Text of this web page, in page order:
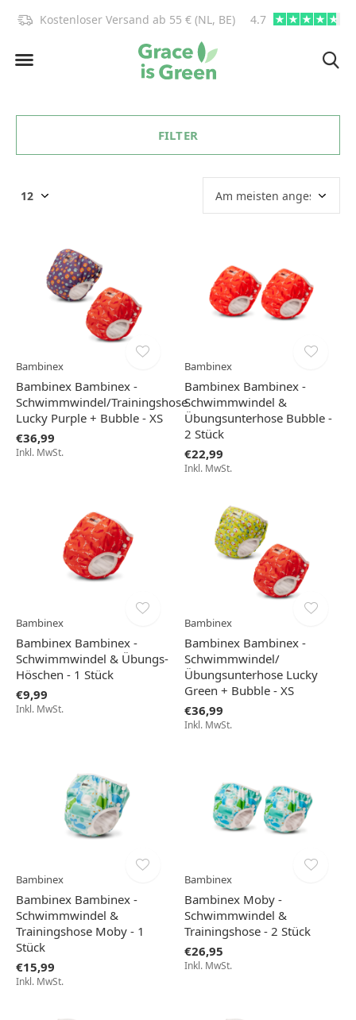
Kostenloser Versand ab 55 € (NL, BE) 4.7
FILTER
Bambinex
Bambinex Bambinex -
Schwimmwindel/Trainingshose
Lucky Purple + Bubble - XS
€36,99
Inkl. MwSt.
Bambinex
Bambinex Bambinex -
Schwimmwindel &
Übungsunterhose Bubble -
2 Stück
€22,99
Inkl. MwSt.
Bambinex
Bambinex Bambinex -
Schwimmwindel & Übungs-
Höschen - 1 Stück
€9,99
Inkl. MwSt.
Bambinex
Bambinex Bambinex -
Schwimmwindel/
Übungsunterhose Lucky
Green + Bubble - XS
€36,99
Inkl. MwSt.
Bambinex
Bambinex Bambinex -
Schwimmwindel &
Trainingshose Moby - 1
Stück
€15,99
Inkl. MwSt.
Bambinex
Bambinex Moby -
Schwimmwindel &
Trainingshose - 2 Stück
€26,95
Inkl. MwSt.